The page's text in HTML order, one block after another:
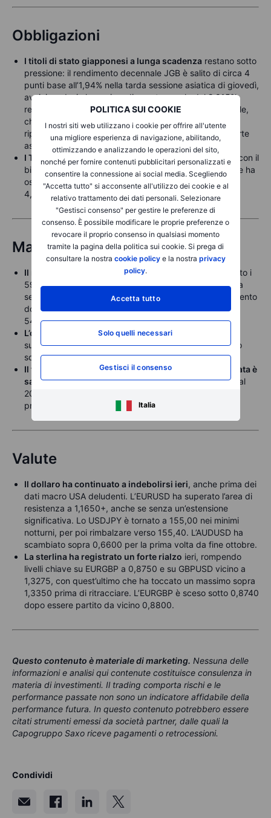
POLITICA SUI COOKIE
I nostri siti web utilizzano i cookie per offrire all'utente
una migliore esperienza di navigazione, abilitando,
ottimizzando e analizzando le operazioni del sito,
nonché per fornire contenuti pubblicitari personalizzati e
consentire la connessione ai social media. Scegliendo
"Accetta tutto" si acconsente all'utilizzo dei cookie e al
relativo trattamento dei dati personali. Selezionare
"Gestisci consenso" per gestire le preferenze di
consenso. È possibile modificare le proprie preferenze o
revocare il proprio consenso in qualsiasi momento
tramite la pagina della politica sui cookie. Si prega di
consultare la nostra cookie policye la nostra privacy
policy.
Accetta tutto
Solo quelli necessari
Gestisci il consenso
Italia
Obbligazioni
I titoli di stato giapponesi a lunga scadenza restano sotto
pressione: il rendimento decennale JGB è salito di circa 4
punti base all’1,94% nella tarda sessione asiatica di giovedì,
avvicinandosi al massimo di questo secolo del 2,015%
registrato nel 2006. Situazione diversa per il trentennale,
che ha attirato acquisti dopo aver superato il 3,43%,
riportando il rendimento verso il 3,40% grazie a una forte
asta.
I Treasury USA restano all’interno dei range recenti
, con il
biennale bloccato intorno al 3,50%, mentre il decennale ha
oscillato sotto il 4,05% per poi risalire quasi invariato al
4,08%.
Materie prime
Il rally dell’argento ha incontrato resistenza
poco sotto i
59 USD l’oncia, per poi arretrare sotto i 57,50 USD nella
sessione asiatica di giovedì, con margini di consolidamento
dopo il rapido superamento del precedente massimo a
54,46 USD.
L’oro continua a consolidaredopo il mancato
superamento della resistenza a 4.245 USD, scendendo
sotto i 4.200 USD nella sessione asiatica.
Il future sul gas naturale USA con scadenza ravvicinata è
salitosopra i 5 dollari per MMBTU per la prima volta dal
2022, con previsioni di freddo intenso negli USA nella
prossima settimana.
Valute
Il dollaro ha continuato a indebolirsi ieri, anche prima dei
dati macro USA deludenti. L’EURUSD ha superato l’area di
resistenza a 1,1650+, anche se senza un’estensione
significativa. Lo USDJPY è tornato a 155,00 nei minimi
notturni, per poi rimbalzare verso 155,40. L’AUDUSD ha
scambiato sopra 0,6600 per la prima volta da fine ottobre.
La sterlina ha registrato un forte rialzo ieri, rompendo
livelli chiave su EURGBP a 0,8750 e su GBPUSD vicino a
1,3275, con quest’ultimo che ha toccato un massimo sopra
1,3350 prima di ritracciare. L’EURGBP è sceso sotto 0,8740
dopo essere partito da vicino 0,8800.
Questo contenuto è materiale di marketing. Nessuna delle
informazioni e analisi qui contenute costituisce consulenza in
materia di investimenti. Il trading comporta rischi e le
performance passate non sono un indicatore affidabile della
performance futura. In questo contenuto potrebbero essere
citati strumenti emessi da società partner, dalle quali la
Capogruppo Saxo riceve pagamenti o retrocessioni.
Condividi